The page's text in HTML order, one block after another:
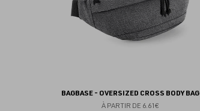
BAGBASE - OVERSIZED CROSS BODY BAG
À PARTIR DE 6.61€